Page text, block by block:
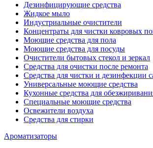
Дезинфицирующие средства
Жидкое мыло
Индустриальные очистители
Концентраты для чистки ковровых
Моющие средства для пола
Моющие средства для посуды
Очистители бытовых стекол и зеркал
Средства для очистки после ремонта
Средства для чистки и дезинфекции
Универсальные моющие средства
Кухонные средства для
Специальные моющие средства
Освежители воздуха
Средства для стирки
Ароматизаторы